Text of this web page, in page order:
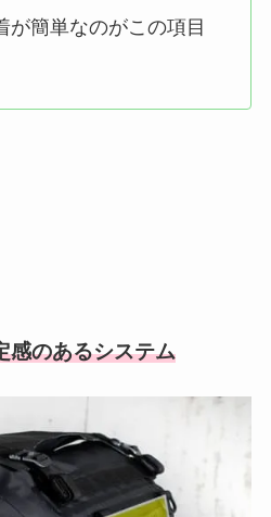
が簡単なのがこの項目
感のあるシステム